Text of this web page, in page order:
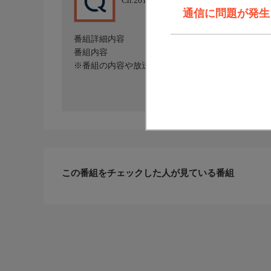
通信に問題が発
番組詳細内容
番組内容
※番組の内容や放送日時は、変更となる場合がござ
この番組をチェックした人が見ている番組